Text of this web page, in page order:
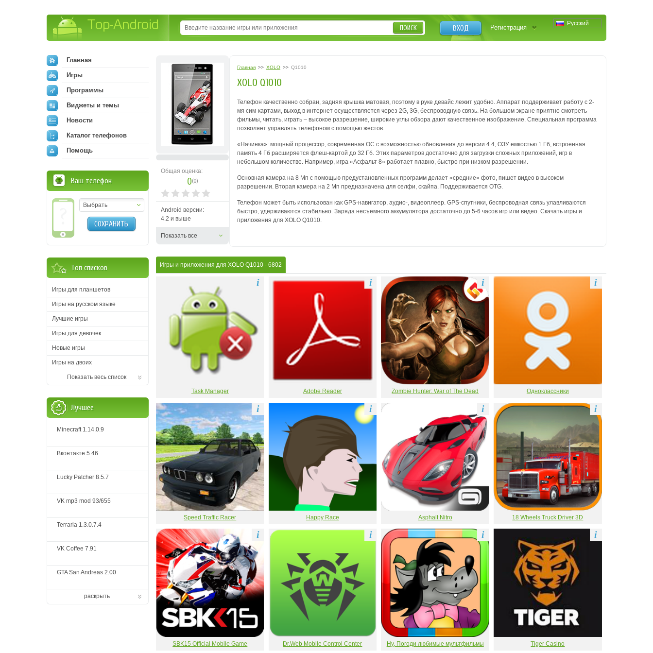
Русский
ВХОД Регистрация
ПОИСК
Общая оценка:
0(0)
Android версии:
4.2 и выше
Показать все
Главная >> XOLO >> Q1010
XOLO Q1010
Телефон качественно собран, задняя крышка матовая, поэтому в руке девайс лежит удобно. Аппарат поддерживает работу с 2-
мя сим-картами, выход в интернет осуществляется через 2G, 3G, беспроводную связь. На большом экране приятно смотреть
фильмы, читать, играть – высокое разрешение, широкие углы обзора дают качественное изображение. Специальная программа
позволяет управлять телефоном с помощью жестов.
«Начинка»: мощный процессор, современная ОС с возможностью обновления до версии 4.4, ОЗУ емкостью 1 Гб, встроенная
память 4 Гб расширяется флеш-картой до 32 Гб. Этих параметров достаточно для загрузки сложных приложений, игр в
небольшом количестве. Например, игра «Асфальт 8» работает плавно, быстро при низком разрешении.
Основная камера на 8 Мп с помощью предустановленных программ делает «средние» фото, пишет видео в высоком
разрешении. Вторая камера на 2 Мп предназначена для селфи, скайпа. Поддерживается OTG.
Телефон может быть использован как GPS-навигатор, аудио-, видеоплеер. GPS-спутники, беспроводная связь улавливаются
быстро, удерживаются стабильно. Заряда несъемного аккумулятора достаточно до 5-6 часов игр или видео. Скачать игры и
приложения для XOLO Q1010.
Игры и приложения для XOLO Q1010 - 6802
Task Manager
i
Adobe Reader
i
Zombie Hunter: War of The Dead
i
Одноклассники
i
Speed Traffic Racer
i
Happy Race
i
Asphalt Nitro
i
18 Wheels Truck Driver 3D
i
SBK15 Official Mobile Game
i
Dr.Web Mobile Control Center
i
Ну, Погоди любимые мультфильмы
i
Tiger Casino
i
Главная
Игры
Программы
Виджеты и темы
Новости
Каталог телефонов
Помощь
Ваш телефон
Выбрать
СОХРАНИТЬ
Топ списков
Игры для планшетов
Игры на русском языке
Лучшие игры
Игры для девочек
Новые игры
Игры на двоих
Показать весь список
Лучшее
Minecraft 1.14.0.9
Вконтакте 5.46
Lucky Patcher 8.5.7
VK mp3 mod 93/655
Terraria 1.3.0.7.4
VK Coffee 7.91
GTA San Andreas 2.00
раскрыть